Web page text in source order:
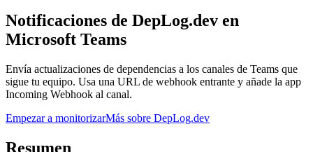
Notificaciones de DepLog.dev en
Microsoft Teams
Envía actualizaciones de dependencias a los canales de Teams que
sigue tu equipo. Usa una URL de webhook entrante y añade la app
Incoming Webhook al canal.
Empezar a monitorizarMás sobre DepLog.dev
Resumen